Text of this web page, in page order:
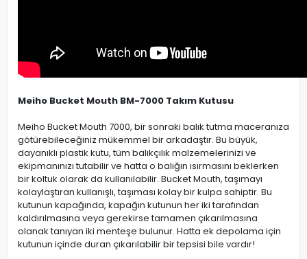
Meiho Bucket Mouth BM-7000 Takım Kutusu
Meiho Bucket Mouth 7000, bir sonraki balık tutma maceranıza
götürebileceğiniz mükemmel bir arkadaştır. Bu büyük,
dayanıklı plastik kutu, tüm balıkçılık malzemelerinizi ve
ekipmanınızı tutabilir ve hatta o balığın ısırmasını beklerken
bir koltuk olarak da kullanılabilir. Bucket Mouth, taşımayı
kolaylaştıran kullanışlı, taşıması kolay bir kulpa sahiptir. Bu
kutunun kapağında, kapağın kutunun her iki tarafından
kaldırılmasına veya gerekirse tamamen çıkarılmasına
olanak tanıyan iki menteşe bulunur. Hatta ek depolama için
kutunun içinde duran çıkarılabilir bir tepsisi bile vardır!